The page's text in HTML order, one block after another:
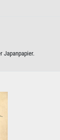
Japanpapier.